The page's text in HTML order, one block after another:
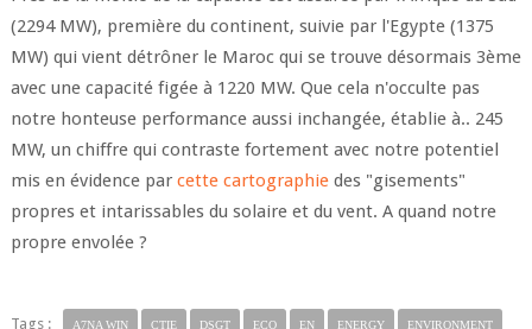
(2294 MW), première du continent, suivie par l'Egypte (1375
MW) qui vient détrôner le Maroc qui se trouve désormais 3ème
avec une capacité figée à 1220 MW. Que cela n'occulte pas
notre honteuse performance aussi inchangée, établie à.. 245
MW, un chiffre qui contraste fortement avec notre potentiel
mis en évidence par cette cartographiedes "gisements"
propres et intarissables du solaire et du vent. A quand notre
propre envolée ?
Tags : A7NA WIN CTIE DSGT ECO EN ENERGY
ENVIRONMENT